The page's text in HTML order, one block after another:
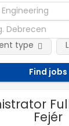
type
Fejér